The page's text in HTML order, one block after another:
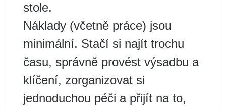
stole.
Náklady (včetně práce) jsou
minimální. Stačí si najít trochu
času, správně provést výsadbu a
klíčení, zorganizovat si
jednoduchou péči a přijít na to,